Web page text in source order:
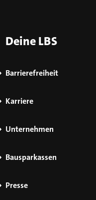
Deine LBS
Barrierefreiheit
Karriere
Unternehmen
Bausparkassen
Presse